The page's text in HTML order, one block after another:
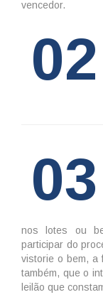
vencedor.
02
03
nos lotes ou
participar do
vistorie o bem, a
também, que o
leilão que